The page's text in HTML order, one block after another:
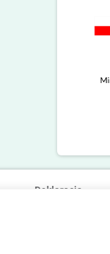
Deklaracja